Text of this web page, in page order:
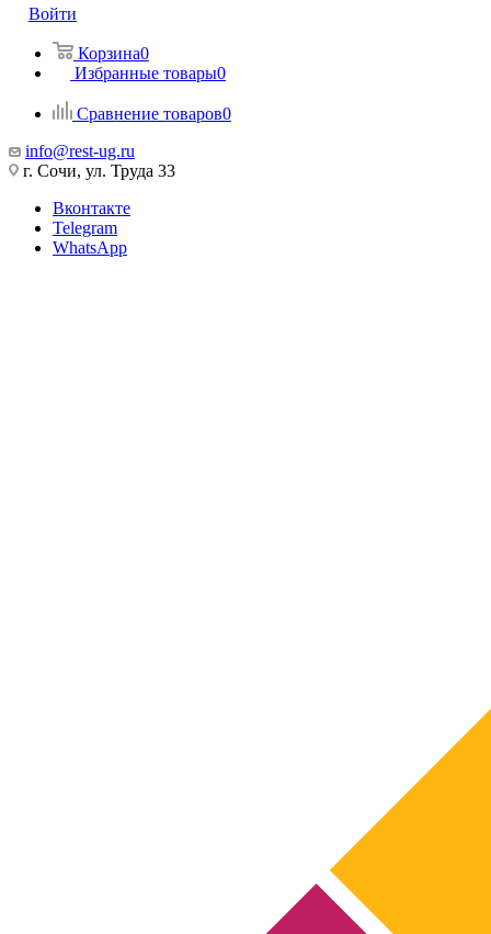
Войти
Корзина0
Избранные товары0
Сравнение товаров0
info@rest-ug.ru
г. Сочи, ул. Труда 33
Вконтакте
Telegram
WhatsApp